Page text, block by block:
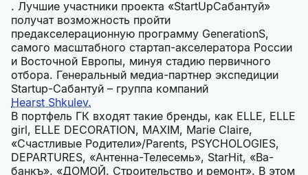
. Лучшие участники проекта «StartUpСабантуй»
получат возможность пройти
предакселерационную программу GenerationS,
самого масштабного стартап-акселератора России
и Восточной Европы, минуя стадию первичного
отбора. Генеральный медиа-партнер экспедиции
Startup-Сабантуй – группа компаний
Hearst Shkulev.
В портфель ГК входят такие бренды, как ELLE, ELLE
girl, ELLE DECORATION, MAXIM, Marie Claire,
«Счастливые Родители»/Parents, PSYCHOLOGIES,
DEPARTURES, «Антенна-Телесемь», StarHit, «Ва-
банкъ», «ДОМОЙ. Строительство и ремонт». В этом